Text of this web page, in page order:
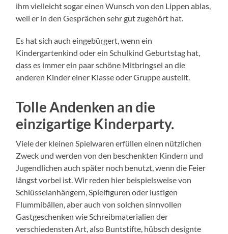
ihm vielleicht sogar einen Wunsch von den Lippen ablas,
weil er in den Gesprächen sehr gut zugehört hat.
Es hat sich auch eingebürgert, wenn ein
Kindergartenkind oder ein Schulkind Geburtstag hat,
dass es immer ein paar schöne Mitbringsel an die
anderen Kinder einer Klasse oder Gruppe austeilt.
Tolle Andenken an die
einzigartige Kinderparty.
Viele der kleinen Spielwaren erfüllen einen nützlichen
Zweck und werden von den beschenkten Kindern und
Jugendlichen auch später noch benutzt, wenn die Feier
längst vorbei ist. Wir reden hier beispielsweise von
Schlüsselanhängern, Spielfiguren oder lustigen
Flummibällen, aber auch von solchen sinnvollen
Gastgeschenken wie Schreibmaterialien der
verschiedensten Art, also Buntstifte, hübsch designte